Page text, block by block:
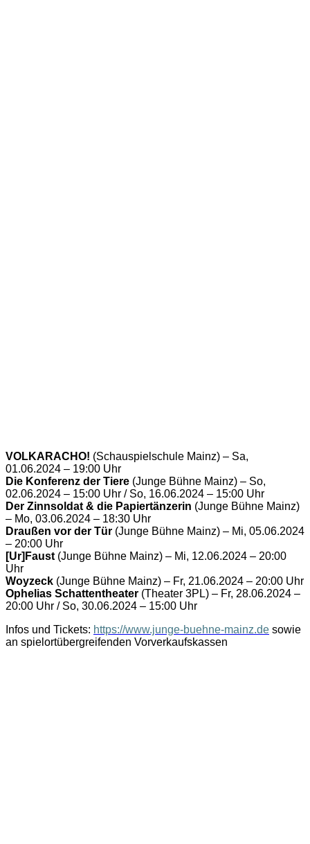
VOLKARACHO! (Schauspielschule Mainz) – Sa,
01.06.2024 – 19:00 Uhr
Die Konferenz der Tiere (Junge Bühne Mainz) – So,
02.06.2024 – 15:00 Uhr / So, 16.06.2024 – 15:00 Uhr
Der Zinnsoldat & die Papiertänzerin (Junge Bühne Mainz)
– Mo, 03.06.2024 – 18:30 Uhr
Draußen vor der Tür (Junge Bühne Mainz) – Mi, 05.06.2024
– 20:00 Uhr
[Ur]Faust (Junge Bühne Mainz) – Mi, 12.06.2024 – 20:00
Uhr
Woyzeck (Junge Bühne Mainz) – Fr, 21.06.2024 – 20:00 Uhr
Ophelias Schattentheater (Theater 3PL) – Fr, 28.06.2024 –
20:00 Uhr / So, 30.06.2024 – 15:00 Uhr
Infos und Tickets: https://www.junge-buehne-mainz.de sowie
an spielortübergreifenden Vorverkaufskassen